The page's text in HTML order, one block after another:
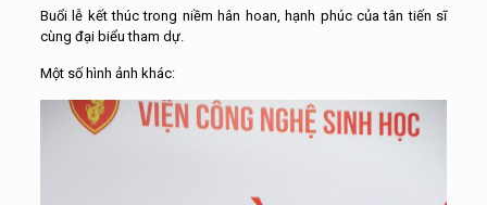
Buổi lễ kết thúc trong niềm hân hoan, hạnh phúc của tân tiến sĩ
cùng đại biểu tham dự.
Một số hình ảnh khác: